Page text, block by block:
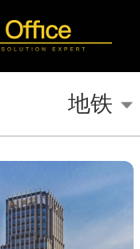
地铁